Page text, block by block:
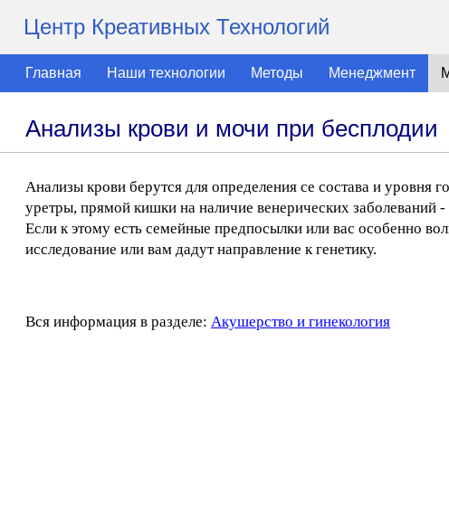
Центр Креативных Технологий
Главная Наши технологии Методы Менеджмент
Анализы крови и мочи при бесплодии
Анализы крови берутся для определения се состава и уровня
уретры, прямой кишки на наличие венерических заболеваний
Если к этому есть семейные предпосылки или вас особенно
исследование или вам дадут направление к генетику.
Вся информация в разделе: Акушерство и гинекология